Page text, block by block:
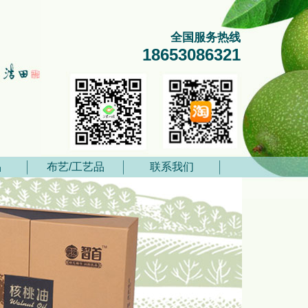
全国服务热线
18653086321
布艺/工艺品 联系我们